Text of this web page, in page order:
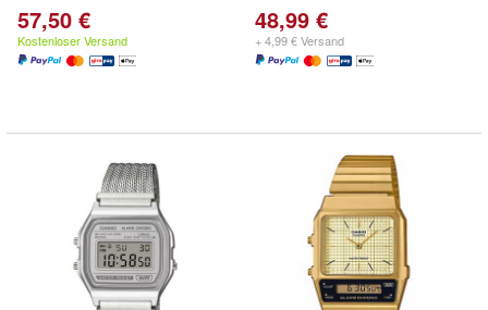
57,50 €
Kostenloser Versand
48,99 €
+ 4,99 € Versand